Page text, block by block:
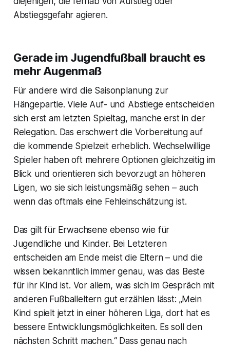
Abstiegsgefahr agieren.
Gerade im Jugendfußball braucht es
mehr Augenmaß
Für andere wird die Saisonplanung zur
Hängepartie. Viele Auf- und Abstiege entscheiden
sich erst am letzten Spieltag, manche erst in der
Relegation. Das erschwert die Vorbereitung auf
die kommende Spielzeit erheblich. Wechselwillige
Spieler haben oft mehrere Optionen gleichzeitig im
Blick und orientieren sich bevorzugt an höheren
Ligen, wo sie sich leistungsmäßig sehen – auch
wenn das oftmals eine Fehleinschätzung ist.
Das gilt für Erwachsene ebenso wie für
Jugendliche und Kinder. Bei Letzteren
entscheiden am Ende meist die Eltern – und die
wissen bekanntlich immer genau, was das Beste
für ihr Kind ist. Vor allem, was sich im Gespräch mit
anderen Fußballeltern gut erzählen lässt: „Mein
Kind spielt jetzt in einer höheren Liga, dort hat es
bessere Entwicklungsmöglichkeiten. Es soll den
nächsten Schritt machen.“ Dass genau nach